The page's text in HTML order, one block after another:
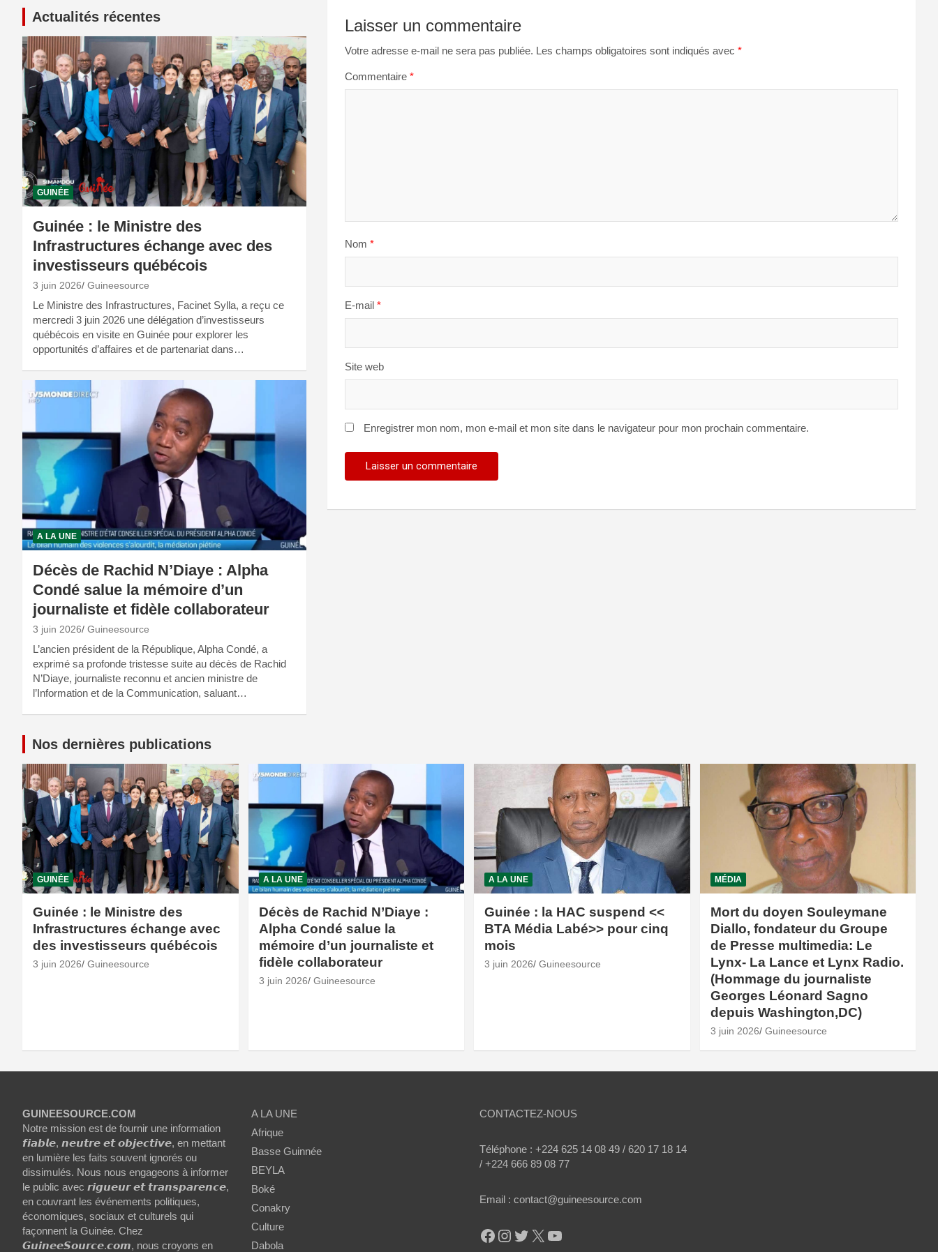
Laisser un commentaire
Votre adresse e-mail ne sera pas publiée. Les champs obligatoires sont indiqués avec *
Commentaire *
Nom *
E-mail *
Site web
Enregistrer mon nom, mon e-mail et mon site dans le navigateur pour mon prochain commentaire.
Actualités récentes
GUINÉE
Guinée : le Ministre des
Infrastructures échange avec des
investisseurs québécois
3 juin 2026 Guineesource
Le Ministre des Infrastructures, Facinet Sylla, a reçu ce
mercredi 3 juin 2026 une délégation d’investisseurs
québécois en visite en Guinée pour explorer les
opportunités d’affaires et de partenariat dans…
A LA UNE
Décès de Rachid N’Diaye : Alpha
Condé salue la mémoire d’un
journaliste et fidèle collaborateur
3 juin 2026 Guineesource
L’ancien président de la République, Alpha Condé, a
exprimé sa profonde tristesse suite au décès de Rachid
N’Diaye, journaliste reconnu et ancien ministre de
l’Information et de la Communication, saluant…
Nos dernières publications
GUINÉE
Guinée : le Ministre des
Infrastructures échange avec
des investisseurs québécois
3 juin 2026 Guineesource
A LA UNE
Décès de Rachid N’Diaye :
Alpha Condé salue la
mémoire d’un journaliste et
fidèle collaborateur
3 juin 2026 Guineesource
A LA UNE
Guinée : la HAC suspend <<
BTA Média Labé>> pour cinq
mois
3 juin 2026 Guineesource
MÉDIA
Mort du doyen Souleymane
Diallo, fondateur du Groupe
de Presse multimedia: Le
Lynx- La Lance et Lynx Radio.
(Hommage du journaliste
Georges Léonard Sagno
depuis Washington,DC)
3 juin 2026 Guineesource
GUINEESOURCE.COM
Notre mission est de fournir une information
𝙛𝙞𝙖𝙗𝙡𝙚, 𝙣𝙚𝙪𝙩𝙧𝙚 𝙚𝙩 𝙤𝙗𝙟𝙚𝙘𝙩𝙞𝙫𝙚, en mettant
en lumière les faits souvent ignorés ou
dissimulés. Nous nous engageons à informer
le public avec 𝙧𝙞𝙜𝙪𝙚𝙪𝙧 𝙚𝙩 𝙩𝙧𝙖𝙣𝙨𝙥𝙖𝙧𝙚𝙣𝙘𝙚,
en couvrant les événements politiques,
économiques, sociaux et culturels qui
façonnent la Guinée. Chez
𝙂𝙪𝙞𝙣𝙚𝙚𝙎𝙤𝙪𝙧𝙘𝙚.𝙘𝙤𝙢, nous croyons en
A LA UNE
Afrique
Basse Guinnée
BEYLA
Boké
Conakry
Culture
Dabola
CONTACTEZ-NOUS
Téléphone : +224 625 14 08 49 / 620 17 18 14
/ +224 666 89 08 77
Email : contact@guineesource.com
Facebook
Instagram
Twitter
X YouTube